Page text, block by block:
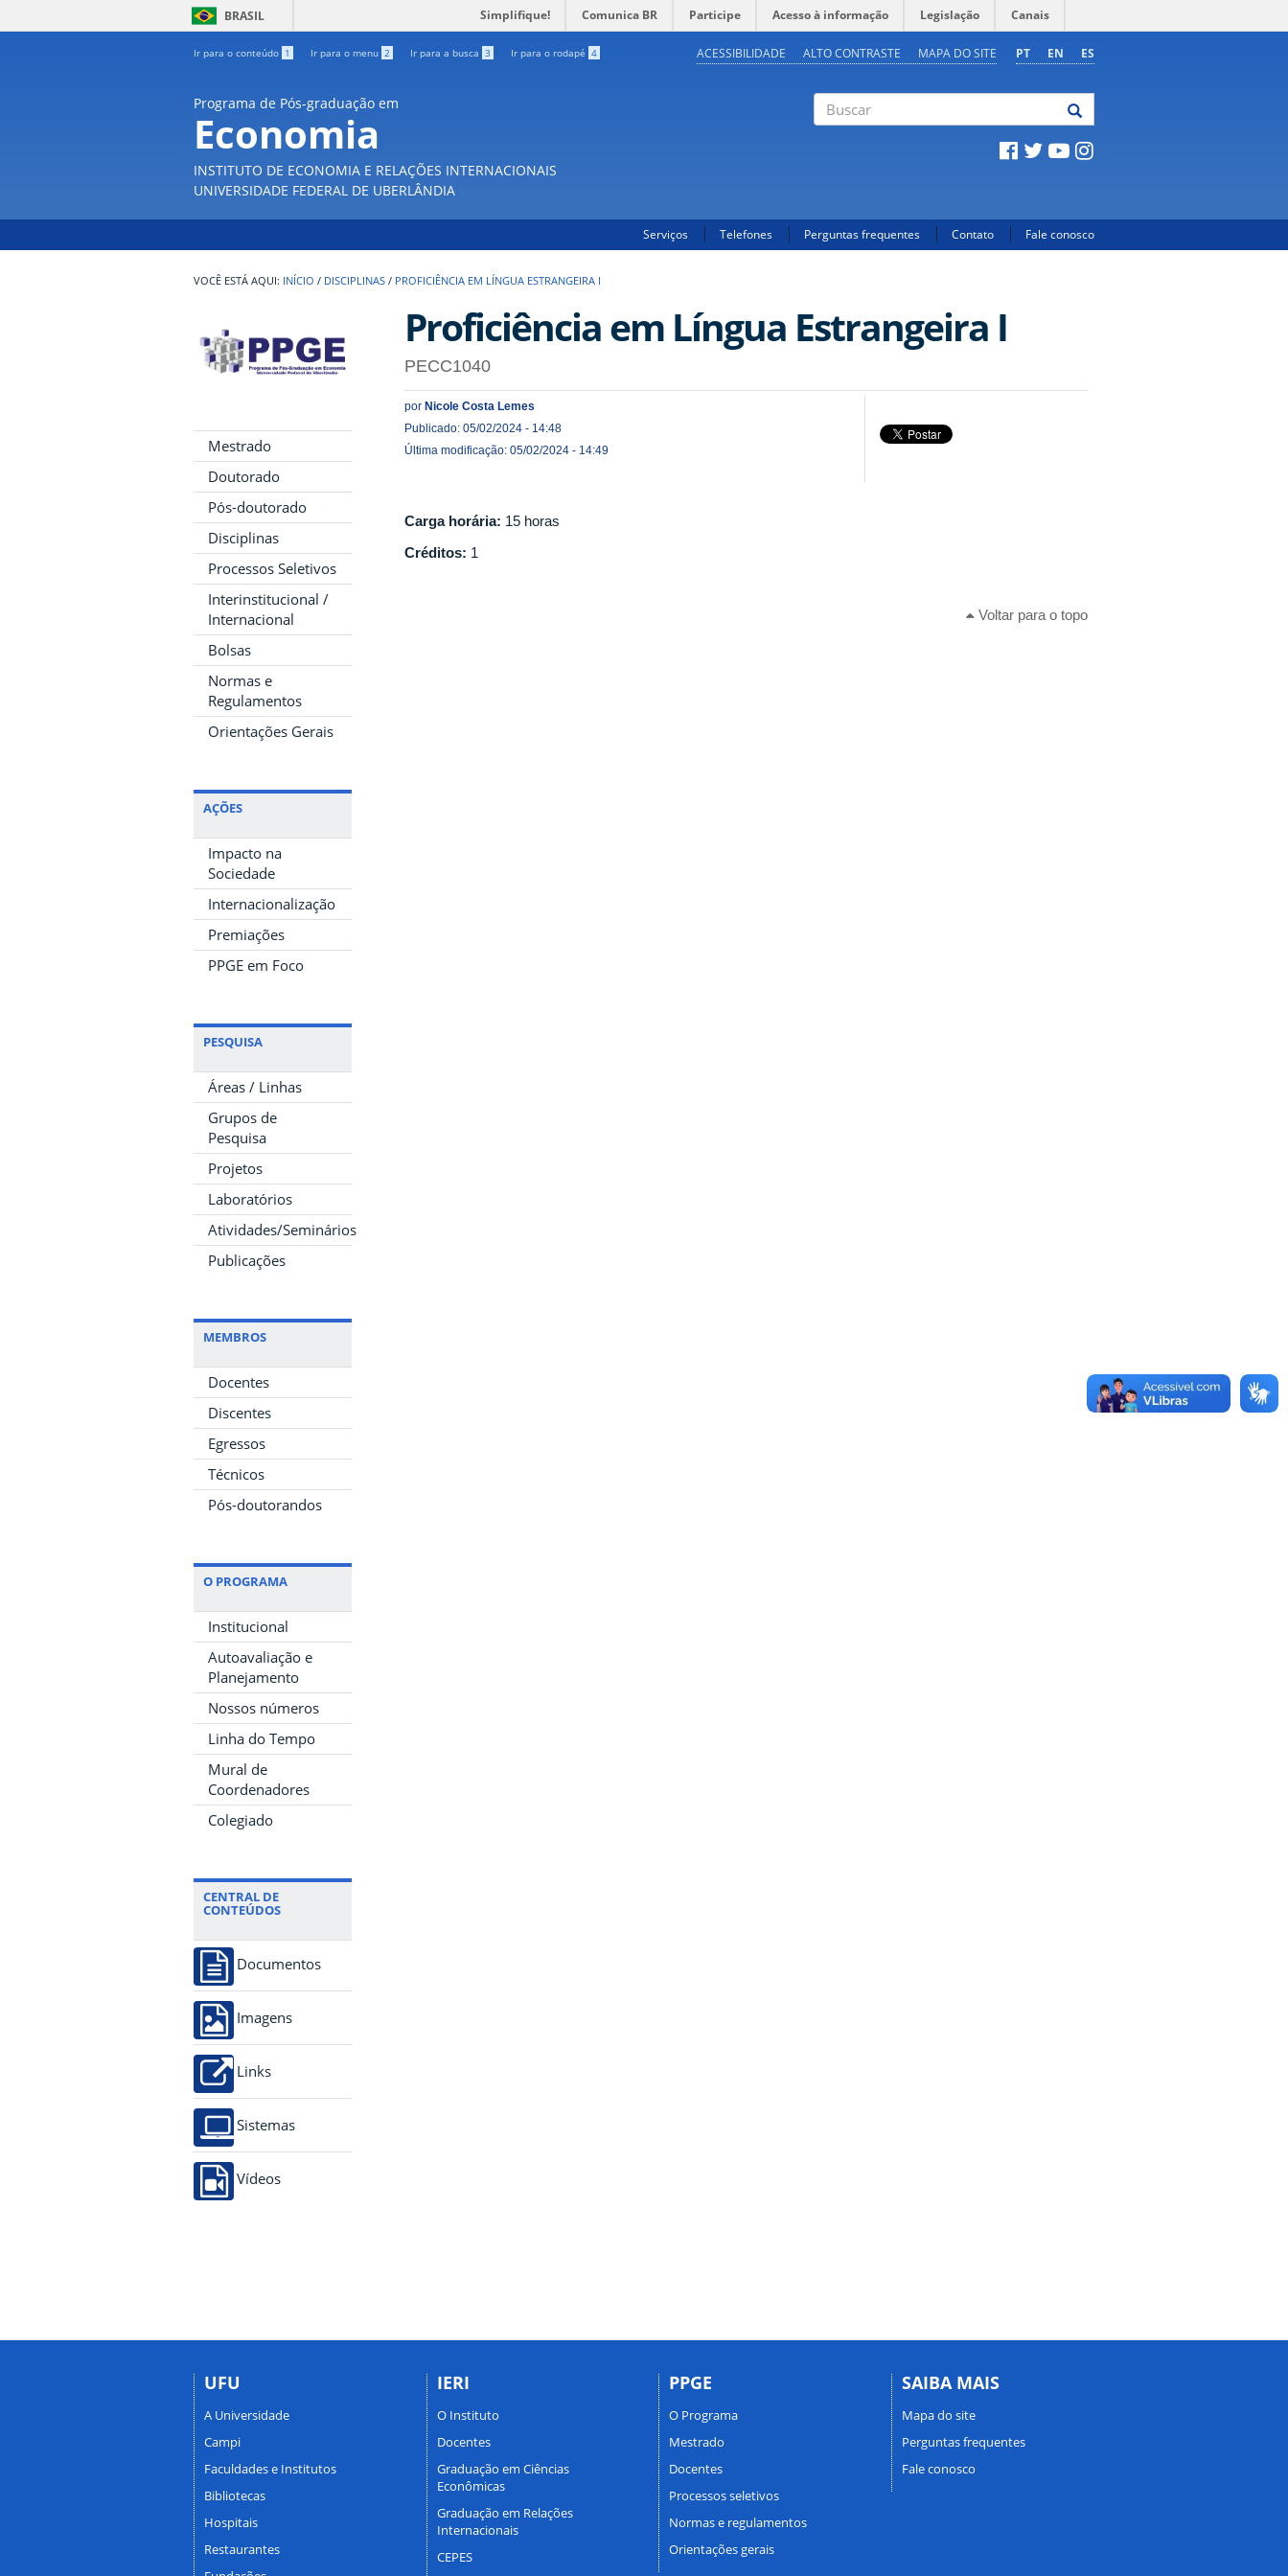
BRASIL Simplifique! Comunica BR Participe Acesso à informação Legislação Canais
Ir para o conteúdo 1 Ir para o menu 2 Ir para a busca 3 Ir para o rodapé 4 PT EN ES
ACESSIBILIDADE ALTO CONTRASTE MAPA DO SITE
Programa de Pós-graduação em
Economia
INSTITUTO DE ECONOMIA E RELAÇÕES INTERNACIONAIS
UNIVERSIDADE FEDERAL DE UBERLÂNDIA
Serviços Telefones Perguntas frequentes Contato Fale conosco
INÍCIO / DISCIPLINAS / PROFICIÊNCIA EM LÍNGUA ESTRANGEIRA I
Mestrado
Doutorado
Pós-doutorado
Disciplinas
Processos Seletivos
Interinstitucional /
Internacional
Bolsas
Normas e
Regulamentos
Orientações Gerais
AÇÕES
Impacto na
Sociedade
Internacionalização
Premiações
PPGE em Foco
PESQUISA
Áreas / Linhas
Grupos de
Pesquisa
Projetos
Laboratórios
Atividades/Seminários
Publicações
MEMBROS
Docentes
Discentes
Egressos
Técnicos
Pós-doutorandos
O PROGRAMA
Institucional
Autoavaliação e
Planejamento
Nossos números
Linha do Tempo
Mural de
Coordenadores
Colegiado
CENTRAL DE
CONTEÚDOS
Documentos
Imagens
Links
Sistemas
Vídeos
Proficiência em Língua Estrangeira I
PECC1040
por Nicole Costa Lemes
Publicado: 05/02/2024 - 14:48
Última modificação: 05/02/2024 - 14:49
Carga horária: 15 horas
Créditos: 1
Voltar para o topo
UFU
A Universidade
Campi
Faculdades e Institutos
Bibliotecas
Hospitais
Restaurantes
IERI
O Instituto
Docentes
Graduação em Ciências
Econômicas
Graduação em Relações
Internacionais
CEPES
PPGE
O Programa
Mestrado
Docentes
Processos seletivos
Normas e regulamentos
Orientações gerais
SAIBA MAIS
Mapa do site
Perguntas frequentes
Fale conosco